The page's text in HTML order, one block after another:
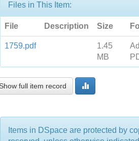
Files in This Item:
File Description Size
1759.pdf
1.45
MB
full item record
Items in DSpace are protected by